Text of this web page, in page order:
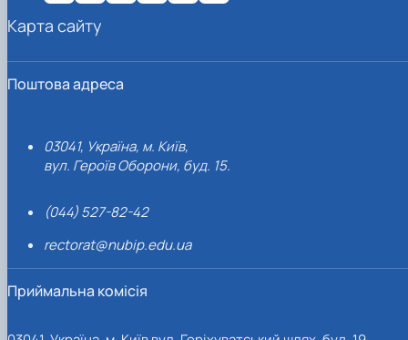
Поштова адреса
03041, Україна, м. Київ,
вул. Героїв Оборони, буд. 15.
(044) 527-82-42
rectorat@nubip.edu.ua
Приймальна комісія
Карта сайту